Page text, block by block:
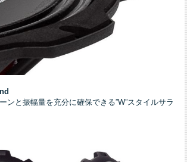
ンと振幅量を充分に確保できる”W”スタイルサラ